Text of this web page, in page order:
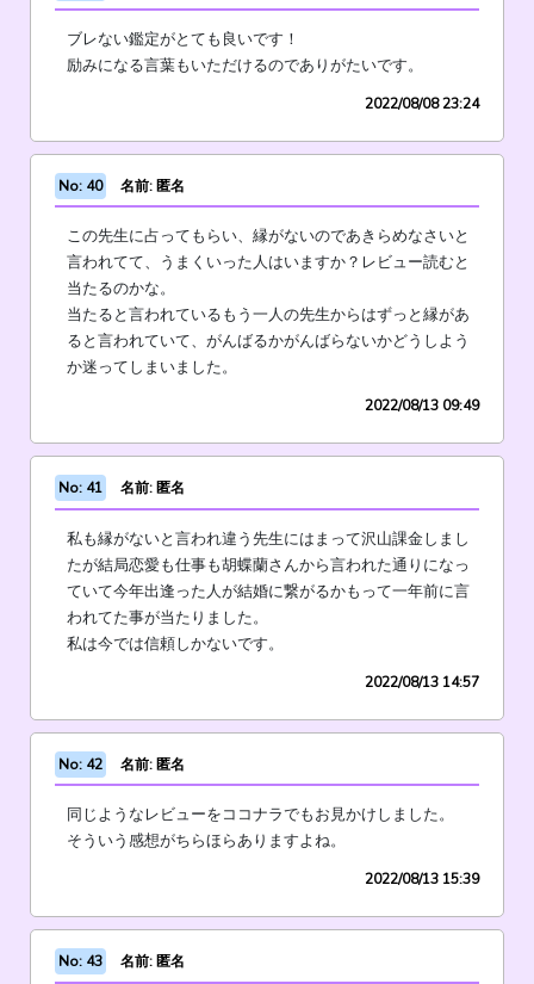
ブレない鑑定がとても良いです！
励みになる言葉もいただけるのでありがたいです。
2022/08/08 23:24
No: 40 名前: 匿名
この先生に占ってもらい、縁がないのであきらめなさいと
言われてて、うまくいった人はいますか？レビュー読むと
当たるのかな。
当たると言われているもう一人の先生からはずっと縁があ
ると言われていて、がんばるかがんばらないかどうしよう
か迷ってしまいました。
2022/08/13 09:49
No: 41 名前: 匿名
私も縁がないと言われ違う先生にはまって沢山課金しまし
たが結局恋愛も仕事も胡蝶蘭さんから言われた通りになっ
ていて今年出逢った人が結婚に繋がるかもって一年前に言
われてた事が当たりました。
私は今では信頼しかないです。
2022/08/13 14:57
No: 42 名前: 匿名
同じようなレビューをココナラでもお見かけしました。
そういう感想がちらほらありますよね。
2022/08/13 15:39
No: 43 名前: 匿名